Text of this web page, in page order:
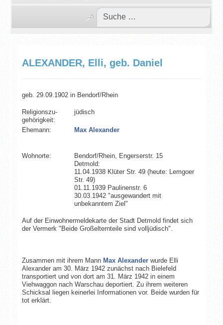
ALEXANDER, Elli, geb. Daniel
geb. 29.09.1902 in Bendorf/Rhein
Religionszu­
gehörigkeit:
jüdisch
Ehemann: Max Alexander
Wohnorte:
Bendorf/Rhein, Engerserstr. 15
Detmold:
11.04.1938 Klüter Str. 49 (heute: Lemgoer
Str. 49)
01.11.1939 Paulinenstr. 6
30.03.1942 "ausgewandert mit
unbekanntem Ziel"
Auf der Einwohnermeldekarte der Stadt Detmold findet sich
der Vermerk "Beide Großelternteile sind volljüdisch".
Zusammen mit ihrem Mann Max Alexanderwurde Elli
Alexander am 30. März 1942 zunächst nach Bielefeld
transportiert und von dort am 31. März 1942 in einem
Viehwaggon nach Warschau deportiert. Zu ihrem weiteren
Schicksal liegen keinerlei Informationen vor. Beide wurden für
tot erklärt.